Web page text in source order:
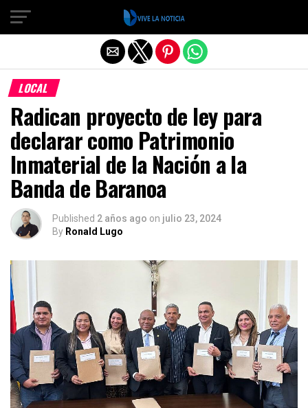
LOCAL
Radican proyecto de ley para
declarar como Patrimonio
Inmaterial de la Nación a la
Banda de Baranoa
Published 2 años ago on julio 23, 2024
By Ronald Lugo
Salir de la versión móvil